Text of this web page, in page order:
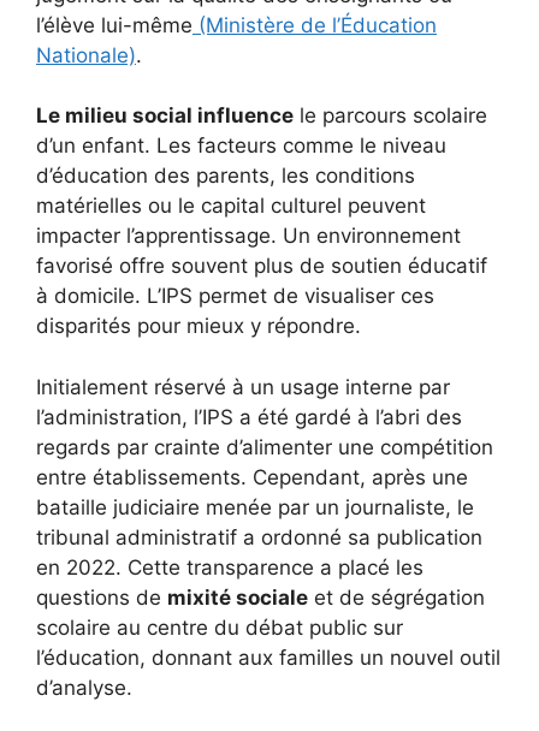
l’élève lui-même (Ministère de l’Éducation
Nationale).
Le milieu social influence le parcours scolaire
d’un enfant. Les facteurs comme le niveau
d’éducation des parents, les conditions
matérielles ou le capital culturel peuvent
impacter l’apprentissage. Un environnement
favorisé offre souvent plus de soutien éducatif
à domicile. L’IPS permet de visualiser ces
disparités pour mieux y répondre.
Initialement réservé à un usage interne par
l’administration, l’IPS a été gardé à l’abri des
regards par crainte d’alimenter une compétition
entre établissements. Cependant, après une
bataille judiciaire menée par un journaliste, le
tribunal administratif a ordonné sa publication
en 2022. Cette transparence a placé les
questions de mixité sociale et de ségrégation
scolaire au centre du débat public sur
l’éducation, donnant aux familles un nouvel outil
d’analyse.